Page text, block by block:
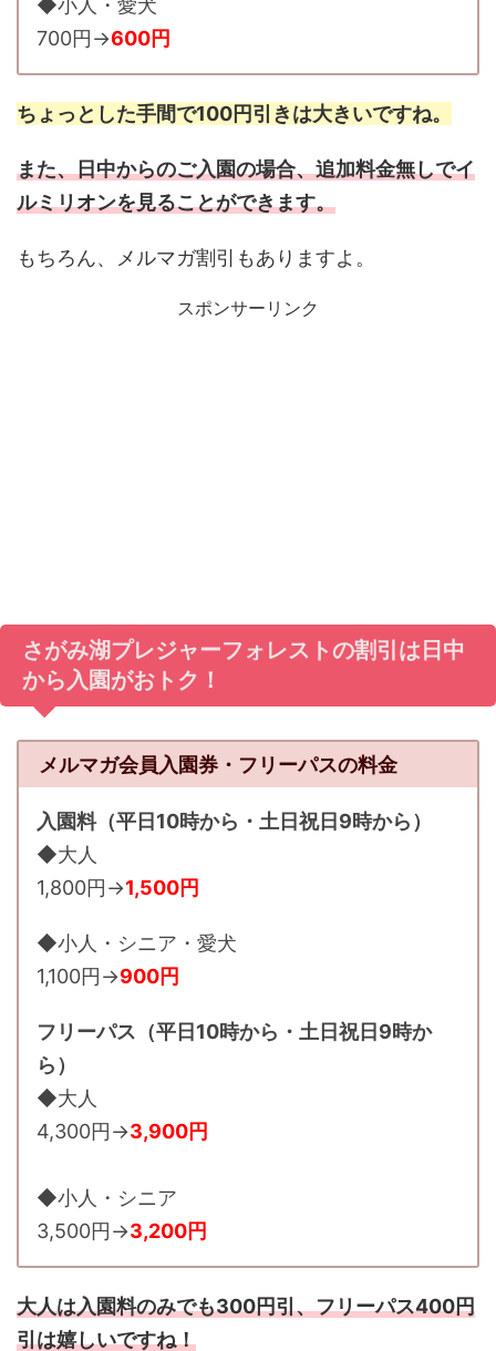
◆小人・愛犬
700円→600円
ちょっとした手間で100円引きは大きいですね。
また、日中からのご入園の場合、追加料金無しでイ
ルミリオンを見ることができます。
もちろん、メルマガ割引もありますよ。
スポンサーリンク
さがみ湖プレジャーフォレストの割引は日中
から入園がおトク！
メルマガ会員入園券・フリーパスの料金
入園料（平日10時から・土日祝日9時から）
◆大人
1,800円→1,500円
◆小人・シニア・愛犬
1,100円→900円
フリーパス（平日10時から・土日祝日9時か
ら）
◆大人
4,300円→3,900円
◆小人・シニア
3,500円→3,200円
大人は入園料のみでも300円引、フリーパス400円
引は嬉しいですね！